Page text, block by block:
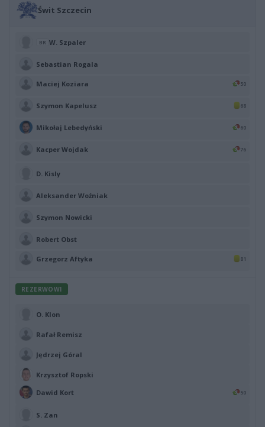
Świt Szczecin
BR W. Szpaler
Sebastian Rogala
Maciej Koziara 50
Szymon Kapelusz 68
Mikołaj Lebedyński 60
Kacper Wojdak 76
D. Kisly
Aleksander Woźniak
Szymon Nowicki
Robert Obst
Grzegorz Aftyka 81
REZERWOWI
O. Klon
Rafał Remisz
Jędrzej Góral
Krzysztof Ropski
Dawid Kort 50
S. Zan